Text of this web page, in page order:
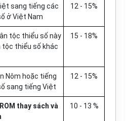
sang tiếng các
ở Việt Nam
12 - 15%
tộc thiểu số này
tộc thiểu số khác
15 - 18%
Nôm hoặc tiếng
sang tiếng Việt
12 - 15%
thay sách và
10 - 13 %